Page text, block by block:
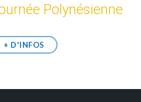
Polynésienne
+ D'INFOS